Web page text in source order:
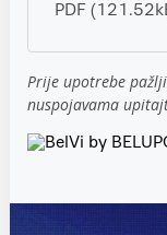
PDF
Prije upotrebe
nuspojavama